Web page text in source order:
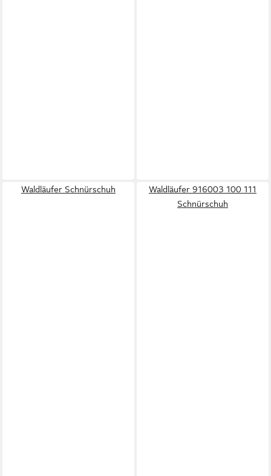
Waldläufer Schnürschuh
Waldläufer 916003 100 111
Schnürschuh